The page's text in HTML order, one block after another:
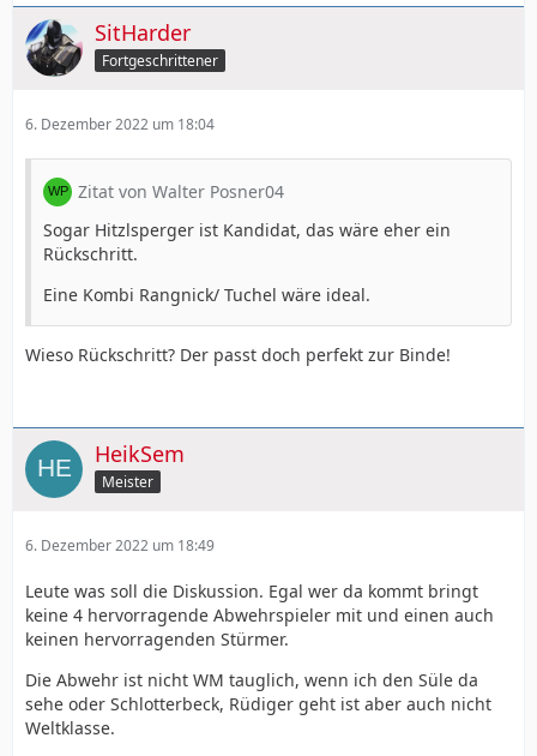
SitHarder
Fortgeschrittener
6. Dezember 2022 um 18:04
Zitat von Walter Posner04
Sogar Hitzlsperger ist Kandidat, das wäre eher ein
Rückschritt.
Eine Kombi Rangnick/ Tuchel wäre ideal.
Wieso Rückschritt? Der passt doch perfekt zur Binde!
HeikSem
Meister
6. Dezember 2022 um 18:49
Leute was soll die Diskussion. Egal wer da kommt bringt
keine 4 hervorragende Abwehrspieler mit und einen auch
keinen hervorragenden Stürmer.
Die Abwehr ist nicht WM tauglich, wenn ich den Süle da
sehe oder Schlotterbeck, Rüdiger geht ist aber auch nicht
Weltklasse.